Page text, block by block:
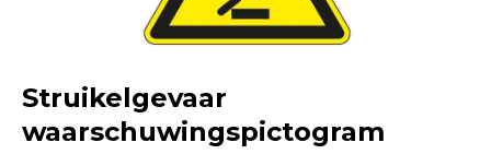
Struikelgevaar
waarschuwingspictogram